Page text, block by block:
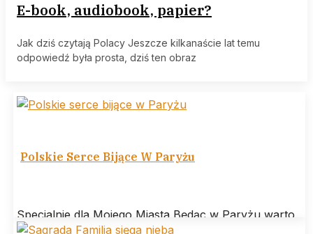
E-book, audiobook, papier?
Jak dziś czytają Polacy Jeszcze kilkanaście lat temu
odpowiedź była prosta, dziś ten obraz
Polskie Serce Bijące W Paryżu
Specjalnie dla Mojego Miasta Będąc w Paryżu warto
odwiedzić Bibliotekę Polską na wyspie świętego